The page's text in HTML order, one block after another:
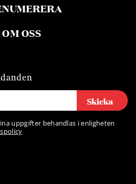
OM OSS
Skicka
uppgifter behandlas i enligheten